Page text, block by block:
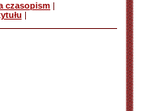
czasopism |
|